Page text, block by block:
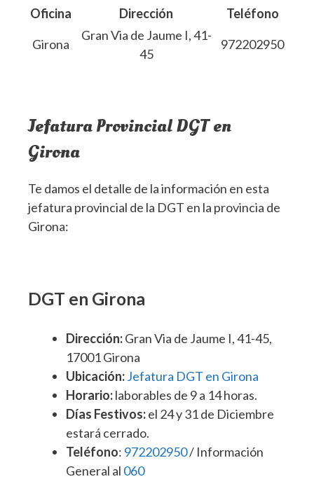
Oficina Dirección
Teléfono
Girona
Gran Via de Jaume I, 41-
45
972202950
Jefatura Provincial DGT en
Girona
Te damos el detalle de la información en esta
jefatura provincial de la DGT en la provincia de
Girona:
DGT en Girona
Dirección:Gran Via de Jaume I, 41-45,
17001 Girona
Ubicación:Jefatura DGT en Girona
Horario:laborables de 9 a 14 horas.
Días Festivos:el 24 y 31 de Diciembre
estará cerrado.
Teléfono: 972202950/ Información
General al 060